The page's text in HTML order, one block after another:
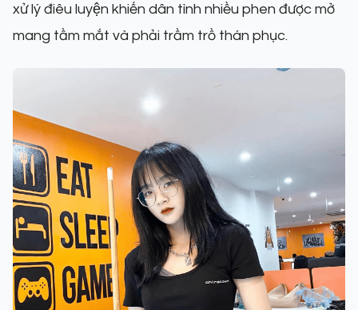
xử lý điêu luyện khiến dân tình nhiều phen được mở
mang tầm mắt và phải trầm trồ thán phục.